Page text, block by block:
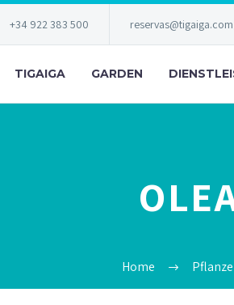
+34 922 383 500 reservas@tigaiga.com
TIGAIGA GARDEN
Home